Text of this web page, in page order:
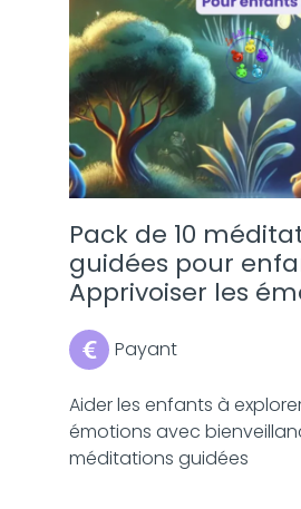
Pack de 10
guidées pour
Apprivoiser les
Payant
Aider les enfants à
émotions avec
méditations guidées